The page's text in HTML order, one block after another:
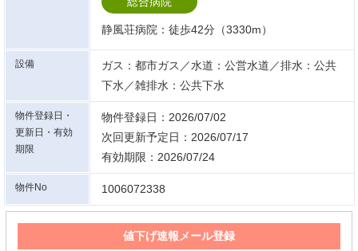
静風荘病院：徒歩42分（3330m）
設備
ガス：都市ガス／水道：公営水道／排水：公共
下水／雑排水：公共下水
物件登録日・
更新日・有効
期限
物件登録日：2026/07/02
次回更新予定日：2026/07/17
有効期限：2026/07/24
物件No 1006072338
値下げ速報メール登録